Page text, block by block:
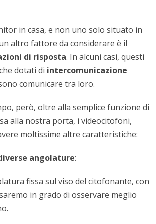
in casa, e non uno solo situato in
altro fattore da considerare è il
di risposta. In alcuni casi, questi
dotati di intercomunicazione
comunicare tra loro.
però, oltre alla semplice funzione di
alla nostra porta, i videocitofoni,
moltissime altre caratteristiche:
angolature:
fissa sul viso del citofonante, con
in grado di osservare meglio